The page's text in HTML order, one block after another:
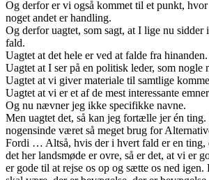
Og derfor er vi også kommet til et punkt,
noget andet er handling.
Og derfor uagtet, som sagt, at I lige nu
fald.
Uagtet at det hele er ved at falde fra hinanden.
Uagtet at I ser på en politisk leder, som nogle
Uagtet at vi giver materiale til samtlige
Uagtet at vi er et af de mest interessante
Og nu nævner jeg ikke specifikke navne.
Men uagtet det, så kan jeg fortælle jer én
nogensinde været så meget brug for
Fordi … Altså, hvis der i hvert fald er en ting,
det her landsmøde er ovre, så er det, at vi er
er gode til at rejse os op og sætte os ned igen.